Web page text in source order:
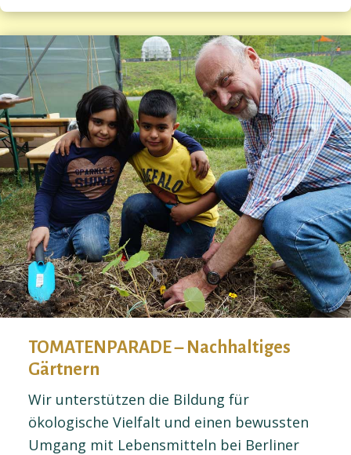
TOMATENPARADE – Nachhaltiges
Gärtnern
Wir unterstützen die Bildung für
ökologische Vielfalt und einen bewussten
Umgang mit Lebensmitteln bei Berliner